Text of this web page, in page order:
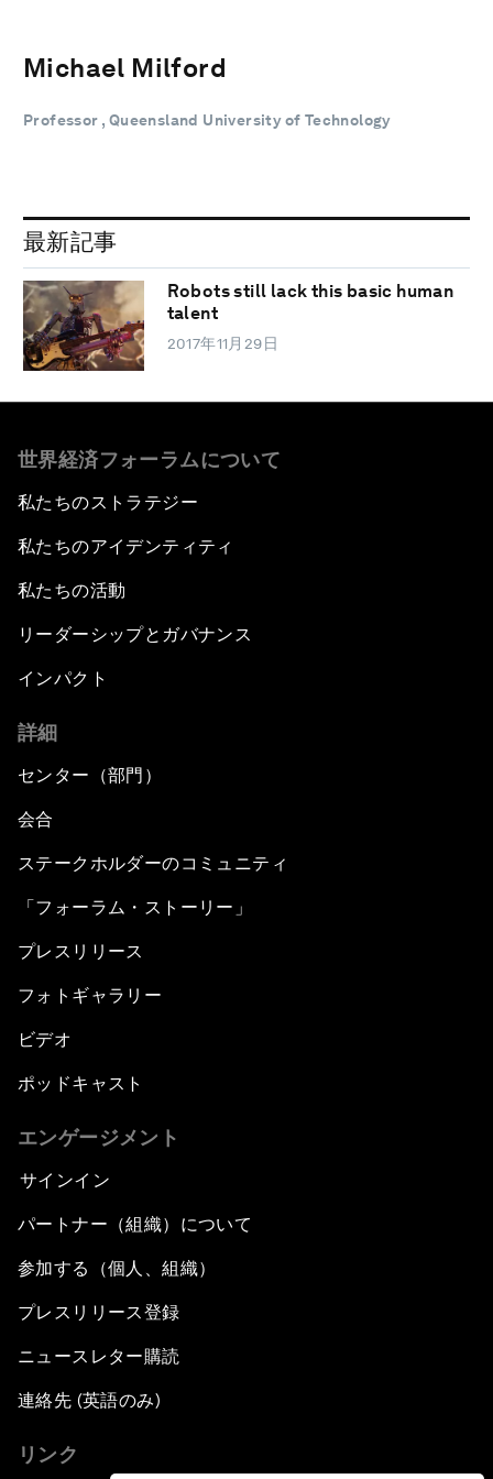
Michael Milford
Professor , Queensland University of Technology
最新記事
Robots still lack this basic human
talent
2017年11月29日
世界経済フォーラムについて
私たちのストラテジー
私たちのアイデンティティ
私たちの活動
リーダーシップとガバナンス
インパクト
詳細
センター（部門）
会合
ステークホルダーのコミュニティ
「フォーラム・ストーリー」
プレスリリース
フォトギャラリー
ビデオ
ポッドキャスト
エンゲージメント
サインイン
パートナー（組織）について
参加する（個人、組織）
プレスリリース登録
ニュースレター購読
連絡先 (英語のみ)
リンク